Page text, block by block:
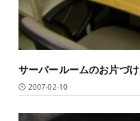
サーバールームのお片づけ
2007-02-10